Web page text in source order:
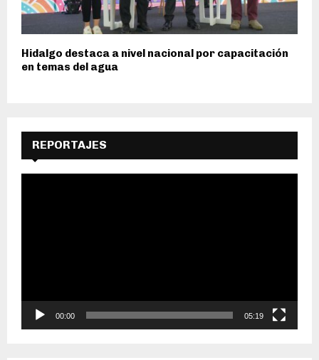
Hidalgo destaca a nivel nacional por capacitación
en temas del agua
REPORTAJES
t
r
00:00 05:19